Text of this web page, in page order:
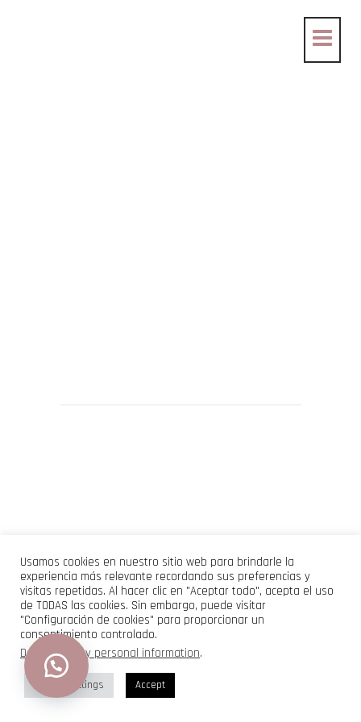
Usamos cookies en nuestro sitio web para brindarle la
experiencia más relevante recordando sus preferencias y
visitas repetidas. Al hacer clic en "Aceptar todo", acepta el uso
de TODAS las cookies. Sin embargo, puede visitar
"Configuración de cookies" para proporcionar un
consentimiento controlado.
Do not sell my personal information.
Cookie Settings Accept